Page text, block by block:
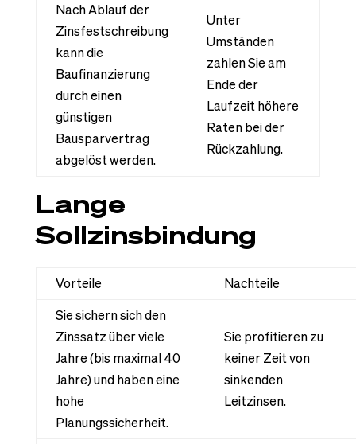
Nach Ablauf der
Zinsfestschreibung
kann die
Baufinanzierung
durch einen
günstigen
Bausparvertrag
abgelöst werden.
Unter
Umständen
zahlen Sie am
Ende der
Laufzeit höhere
Raten bei der
Rückzahlung.
Lange
Sollzinsbindung
Vorteile
Nachteile
Sie sichern sich den
Zinssatz über viele
Jahre (bis maximal 40
Jahre) und haben eine
hohe
Planungssicherheit.
Sie profitieren zu
keiner Zeit von
sinkenden
Leitzinsen.